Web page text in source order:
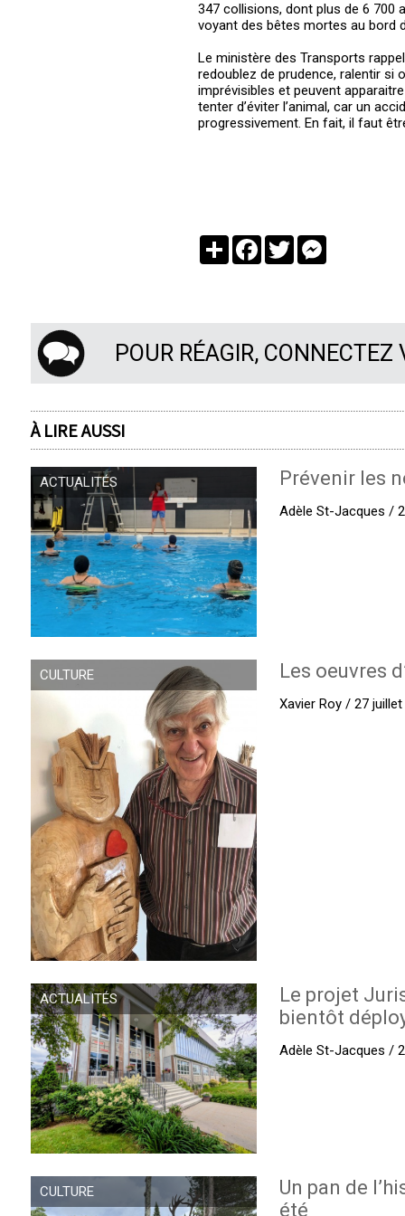
347 collisions, dont plus de 6 700
voyant des bêtes mortes au bord
Le ministère des Transports
redoublez de prudence, ralentir si
imprévisibles et peuvent
tenter d’éviter l’animal, car un
progressivement. En fait, il faut
PartagerFacebook
TwitterMessenger
POUR RÉAGIR, CONNECTEZ
À LIRE AUSSI
ACTUALITÉS Prévenir les
Adèle St-Jacques /
CULTURE Les oeuvres
Xavier Roy / 27
ACTUALITÉS
Le projet
bientôt
Adèle St-Jacques /
CULTURE
Un pan de
été